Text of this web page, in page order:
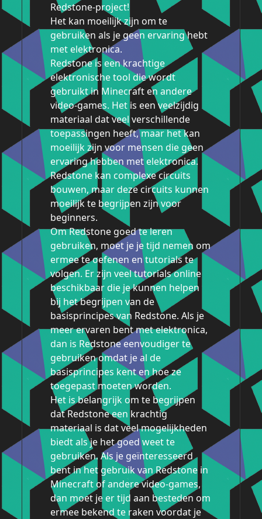
Redstone-project!
Het kan moeilijk zijn om te
gebruiken als je geen ervaring hebt
met elektronica.
Redstone is een krachtige
elektronische tool die wordt
gebruikt in Minecraft en andere
video-games. Het is een veelzijdig
materiaal dat veel verschillende
toepassingen heeft, maar het kan
moeilijk zijn voor mensen die geen
ervaring hebben met elektronica.
Redstone kan complexe circuits
bouwen, maar deze circuits kunnen
moeilijk te begrijpen zijn voor
beginners.
Om Redstone goed te leren
gebruiken, moet je je tijd nemen om
ermee te oefenen en tutorials te
volgen. Er zijn veel tutorials online
beschikbaar die je kunnen helpen
bij het begrijpen van de
basisprincipes van Redstone. Als je
meer ervaren bent met elektronica,
dan is Redstone eenvoudiger te
gebruiken omdat je al de
basisprincipes kent en hoe ze
toegepast moeten worden.
Het is belangrijk om te begrijpen
dat Redstone een krachtig
materiaal is dat veel mogelijkheden
biedt als je het goed weet te
gebruiken. Als je geïnteresseerd
bent in het gebruik van Redstone in
Minecraft of andere video-games,
dan moet je er tijd aan besteden om
ermee bekend te raken voordat je